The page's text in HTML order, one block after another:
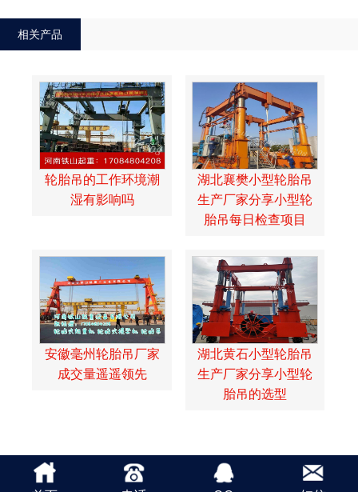
相关产品
轮胎吊的工作环境潮
湿有影响吗
湖北襄樊小型轮胎吊
生产厂家分享小型轮
胎吊每日检查项目
安徽毫州轮胎吊厂家
成交量遥遥领先
湖北黄石小型轮胎吊
生产厂家分享小型轮
胎吊的选型